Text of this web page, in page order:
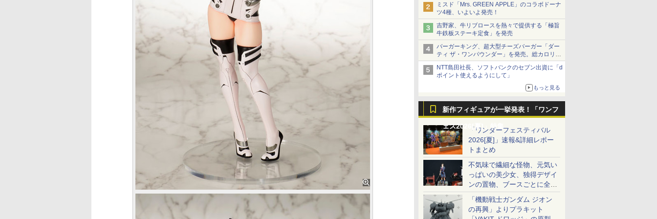
ミスド「Mrs. GREEN APPLE」のコラボドーナ
ツ4種、いよいよ発売！
吉野家、牛リブロースを熱々で提供する「極旨
牛鉄板ステーキ定食」を発売
バーガーキング、超大型チーズバーガー「ダー
ティ ザ・ワンパウンダー」を発売。総カロリー
約1656kcal、総重量約527g！
NTT島田社長、ソフトバンクのセブン出資に「d
ポイント使えるようにして」
もっと見る
新作フィギュアが一挙発表！「ワンフ
ェス2026[夏]」特集「ワンダーフェスティバル
2026[夏]」速報&詳細レポー
トまとめ
不気味で繊細な怪物、元気い
っぱいの美少女、独得デザイ
ンの置物、ブースごとに全く
異なる世界が広がる一般ディ
ーラーフォトレポート
「機動戦士ガンダム ジオン
の再興」よりプラキット